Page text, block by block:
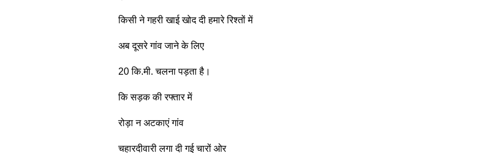
किसी ने गहरी खाई खोद दी हमारे रिश्‍तों में
अब दूसरे गांव जाने के लिए
20कि.मी.चलना पड़ता है।
कि सड़क की रफ्तार में
रोड़ा न अटकाएं गांव
चहारदीवारी लगा दी गई चारों ओर